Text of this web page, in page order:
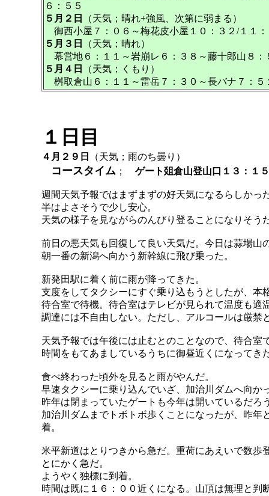
６：５５
５月２日
（天気；晴れ+強風、次第に弱まる）
御西小屋７：０６～梅花皮小屋１０：３２/１１
５月３日
（天気；晴れ）
幕営地６：１１～岩崩レ６：３８～藤十郎山８
５月４日
（天気；くもり）
桝取倉山６：１１～雷岳７：３０～長バナ７：
１日目
４月２９日 （天気；雨のち曇り）
コースタイム ； ゲート爼倉山登山口１３：１
週間天気予報ではまずまずの好天気になるらしか
半はよさそうで少し安心。
天気の様子を見ながらのんびり登ることになりそう
前日の悪天気も回復して良い天気だ。今日は蒜場
朝一番の新潟へ向かう新幹線に飛び乗った。
新発田駅に着く前に雨が降ってきた。
支度をしてタクシーにすぐ乗り込もうとしたが、
待合室で待機。待合室はテレビが見られて温度も
調達には不自由しない。ただし、アルコールは厳禁
天気予報では午後には止むとのことなので、待合室
時間をもてあましているうちに御昼近くになってき
食べ終わった頃外を見ると雨がやんだ。
早速タクシーに乗り込んでいざ、加治川ダムへ向か
昨年は閉まっていたゲートも今年は開いているだ
加治川ダムまでトボトボ歩くことになったが、昨
着。
米平新道はとりつきから急だ。重荷にあえいで数
とにかく急だ。
ようやく独標に到着。
時間は既に１６：００近くになる。山頂は無理と